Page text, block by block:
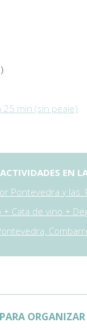
25 min (sin peaje)
EN
Pontevedra y las
Cata de vino +